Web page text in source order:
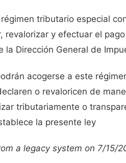
tributario especial
revalorizar y efectuar el
Dirección General de
acogerse a este
o revaloricen de
tributariamente o
la presente ley
a legacy system on 7/15/